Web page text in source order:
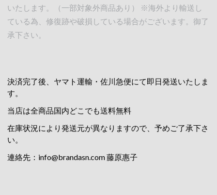
いたします。（一部対象外商品あり） ※海外より輸送し
ている為、修復跡や破損している場合がございます。御了
承下さい。
決済完了後、ヤマト運輸・佐川急便にて即日発送いたしま
す。
当店は全商品国内どこでも送料無料
在庫状況により発送元が異なりますので、予めご了承下さ
い。
連絡先： info@brandasn.com藤原惠子